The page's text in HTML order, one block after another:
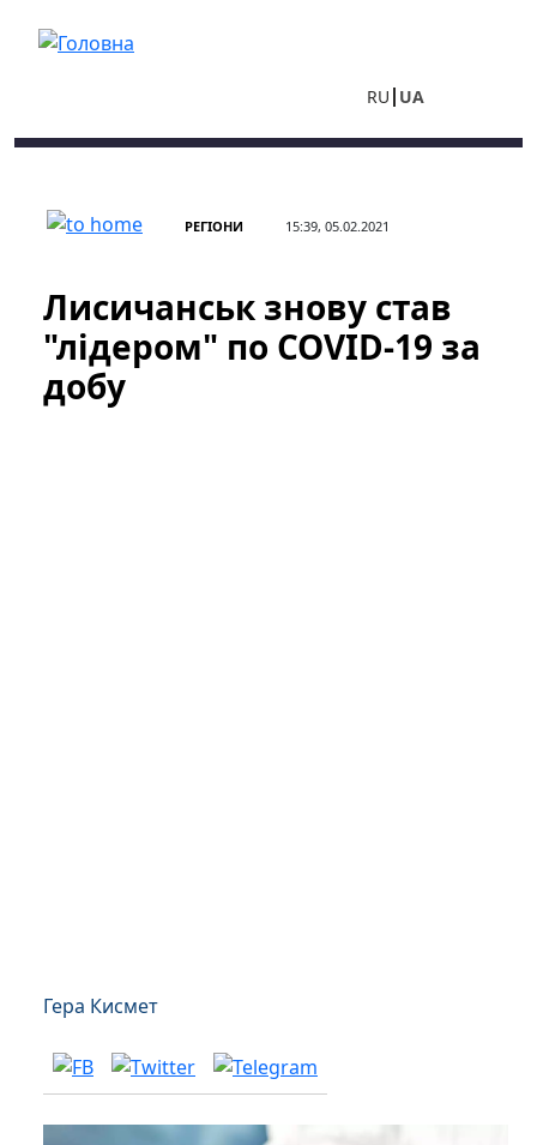
RU UA
РЕГІОНИ 15:39, 05.02.2021
Лисичанськ знову став
"лідером" по COVID-19 за
добу
Гера Кисмет